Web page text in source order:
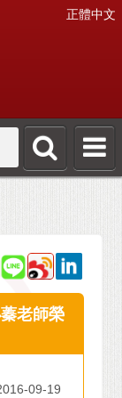
正體中文
老師榮
09-19